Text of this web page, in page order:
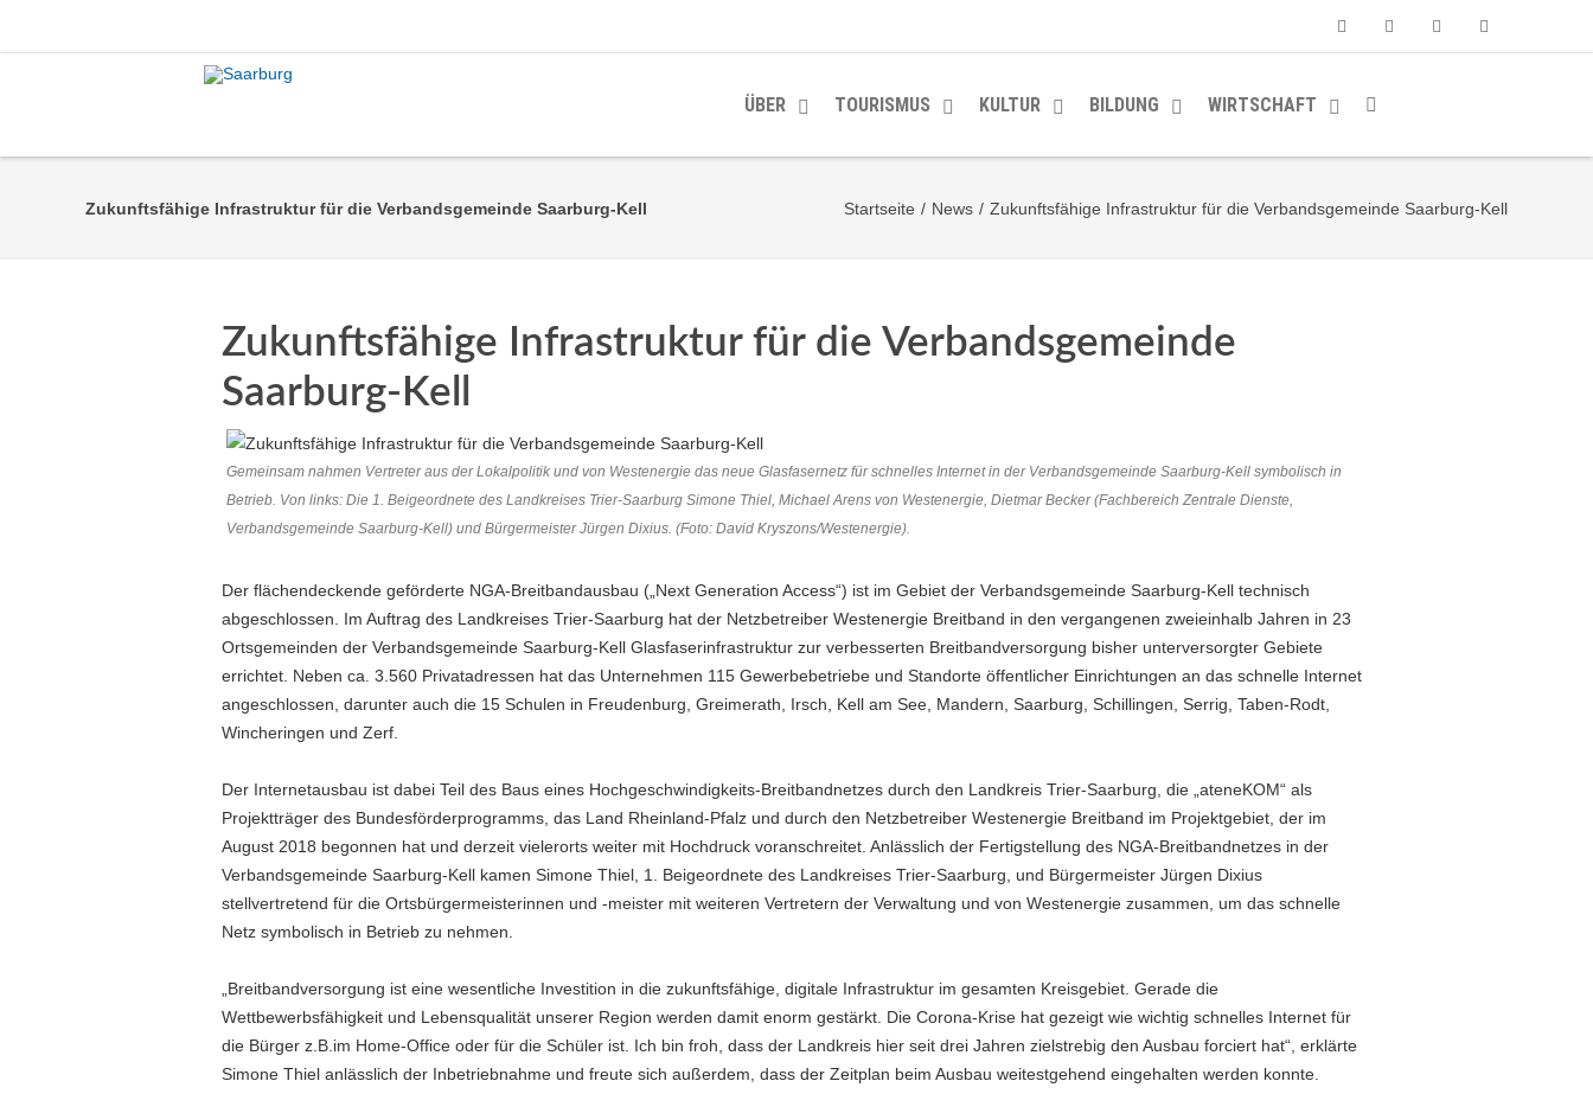
ÜBER TOURISMUS KULTUR BILDUNG WIRTSCHAFT
Zukunftsfähige Infrastruktur für die Verbandsgemeinde Saarburg-Kell Startseite / News / Zukunftsfähige Infrastruktur für die Verbandsgemeinde Saarburg-Kell
Zukunftsfähige Infrastruktur für die Verbandsgemeinde
Saarburg-Kell
Gemeinsam nahmen Vertreter aus der Lokalpolitik und von Westenergie das neue Glasfasernetz für schnelles Internet in der Verbandsgemeinde Saarburg-Kell symbolisch in
Betrieb. Von links: Die 1. Beigeordnete des Landkreises Trier-Saarburg Simone Thiel, Michael Arens von Westenergie, Dietmar Becker (Fachbereich Zentrale Dienste,
Verbandsgemeinde Saarburg-Kell) und Bürgermeister Jürgen Dixius. (Foto: David Kryszons/Westenergie).
Der flächendeckende geförderte NGA-Breitbandausbau („Next Generation Access“) ist im Gebiet der Verbandsgemeinde Saarburg-Kell technisch
abgeschlossen. Im Auftrag des Landkreises Trier-Saarburg hat der Netzbetreiber Westenergie Breitband in den vergangenen zweieinhalb Jahren in 23
Ortsgemeinden der Verbandsgemeinde Saarburg-Kell Glasfaserinfrastruktur zur verbesserten Breitbandversorgung bisher unterversorgter Gebiete
errichtet. Neben ca. 3.560 Privatadressen hat das Unternehmen 115 Gewerbebetriebe und Standorte öffentlicher Einrichtungen an das schnelle Internet
angeschlossen, darunter auch die 15 Schulen in Freudenburg, Greimerath, Irsch, Kell am See, Mandern, Saarburg, Schillingen, Serrig, Taben-Rodt,
Wincheringen und Zerf.
Der Internetausbau ist dabei Teil des Baus eines Hochgeschwindigkeits-Breitbandnetzes durch den Landkreis Trier-Saarburg, die „ateneKOM“ als
Projektträger des Bundesförderprogramms, das Land Rheinland-Pfalz und durch den Netzbetreiber Westenergie Breitband im Projektgebiet, der im
August 2018 begonnen hat und derzeit vielerorts weiter mit Hochdruck voranschreitet. Anlässlich der Fertigstellung des NGA-Breitbandnetzes in der
Verbandsgemeinde Saarburg-Kell kamen Simone Thiel, 1. Beigeordnete des Landkreises Trier-Saarburg, und Bürgermeister Jürgen Dixius
stellvertretend für die Ortsbürgermeisterinnen und -meister mit weiteren Vertretern der Verwaltung und von Westenergie zusammen, um das schnelle
Netz symbolisch in Betrieb zu nehmen.
„Breitbandversorgung ist eine wesentliche Investition in die zukunftsfähige, digitale Infrastruktur im gesamten Kreisgebiet. Gerade die
Wettbewerbsfähigkeit und Lebensqualität unserer Region werden damit enorm gestärkt. Die Corona-Krise hat gezeigt wie wichtig schnelles Internet für
die Bürger z.B.im Home-Office oder für die Schüler ist. Ich bin froh, dass der Landkreis hier seit drei Jahren zielstrebig den Ausbau forciert hat“, erklärte
Simone Thiel anlässlich der Inbetriebnahme und freute sich außerdem, dass der Zeitplan beim Ausbau weitestgehend eingehalten werden konnte.